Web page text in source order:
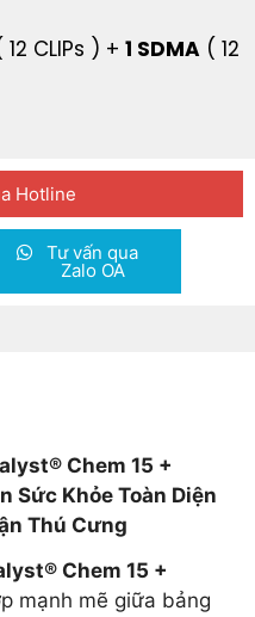
12 CLIPs ) + 1 SDMA ( 12
Hotline
Tư vấn qua
Zalo OA
Chem 15 +
Sức Khỏe Toàn Diện
Thú Cưng
Chem 15 +
mạnh mẽ giữa bảng